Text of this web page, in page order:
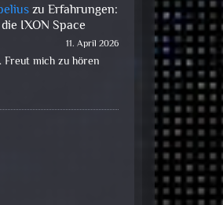
zuErfahrungen:
IXON Space
11. April 2026
Freut mich zu hören